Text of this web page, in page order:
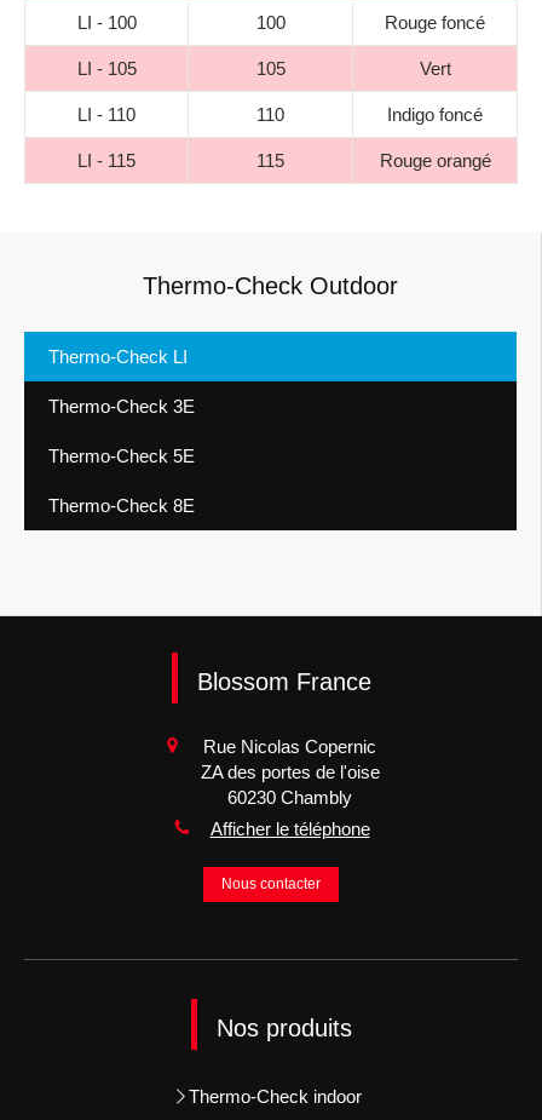
LI - 100 100 Rouge foncé
LI - 105 105 Vert
LI - 110 110 Indigo foncé
LI - 115 115 Rouge orangé
Thermo-Check Outdoor
Thermo-Check LI
Thermo-Check 3E
Thermo-Check 5E
Thermo-Check 8E
Blossom France
Rue Nicolas Copernic
ZA des portes de l'oise
60230 Chambly
Afficher le téléphone
Nous contacter
Nos produits
Thermo-Check indoor